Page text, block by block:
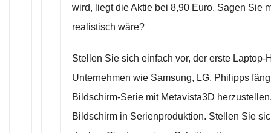
wird, liegt die Aktie bei 8,90 Euro. Sagen Sie
realistisch wäre?
Stellen Sie sich einfach vor, der erste Laptop-
Unternehmen wie Samsung, LG, Philipps
Bildschirm-Serie mit Metavista3D
Bildschirm in Serienproduktion. Stellen Sie